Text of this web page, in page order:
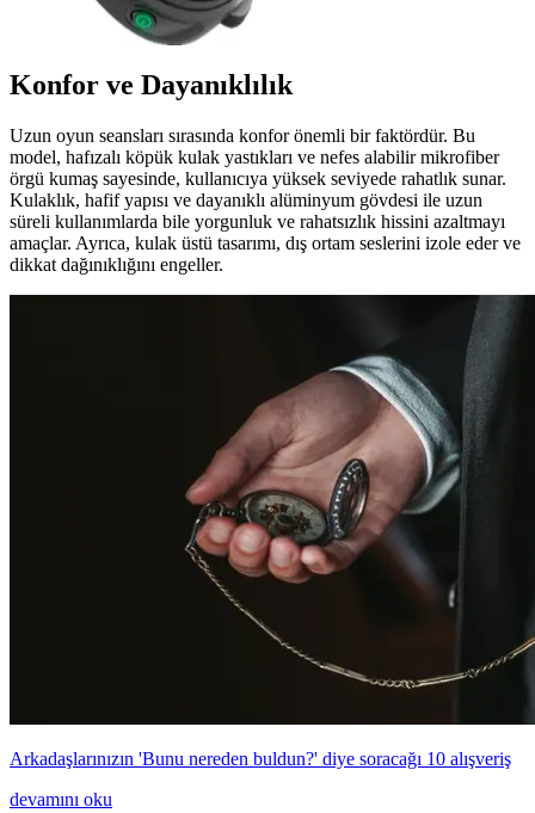
Konfor ve Dayanıklılık
Uzun oyun seansları sırasında konfor önemli bir faktördür. Bu
model, hafızalı köpük kulak yastıkları ve nefes alabilir mikrofiber
örgü kumaş sayesinde, kullanıcıya yüksek seviyede rahatlık sunar.
Kulaklık, hafif yapısı ve dayanıklı alüminyum gövdesi ile uzun
süreli kullanımlarda bile yorgunluk ve rahatsızlık hissini azaltmayı
amaçlar. Ayrıca, kulak üstü tasarımı, dış ortam seslerini izole eder ve
dikkat dağınıklığını engeller.
Arkadaşlarınızın 'Bunu nereden buldun?' diye soracağı 10 alışveriş
devamını oku